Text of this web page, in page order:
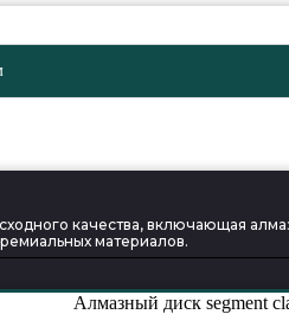
качества, включающая
материалов.